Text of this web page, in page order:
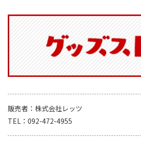
販売者
株式会社レッツ
TEL
092-472-4955